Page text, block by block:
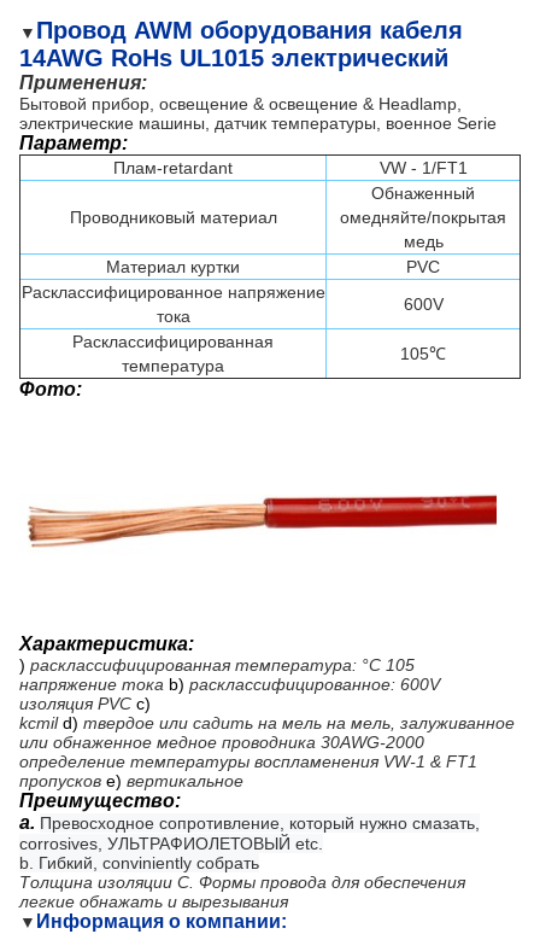
▼ Провод AWM оборудования кабеля
14AWG RoHs UL1015 электрический
Применения:
Бытовой прибор, освещение & освещение & Headlamp,
электрические машины, датчик температуры, военное Serie
Параметр:
Плам-retardant VW - 1/FT1
Проводниковый материал
Обнаженный
омедняйте/покрытая
медь
Материал куртки
PVC
Расклассифицированное напряжение
тока
600V
Расклассифицированная
температура
105℃
Фото:
Характеристика:
) расклассифицированная температура: °C 105
напряжение тока b) расклассифицированное: 600V
изоляция PVC c)
kcmild) твердое или садить на мель на мель, залуживанное
или обнаженное медное проводника 30AWG-2000
определение температуры воспламенения VW-1 & FT1
пропусков e) вертикальное
Преимущество:
a. Превосходное сопротивление, который нужно смазать,
corrosives, УЛЬТРАФИОЛЕТОВЫЙ etc.
b. Гибкий, conviniently собрать
Толщина изоляции C. Формы провода для обеспечения
легкие обнажать и вырезывания
▼ Информация о компании: